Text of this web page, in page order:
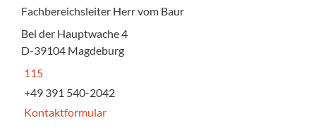
Fachbereichsleiter Herr vom Baur
Bei der Hauptwache 4
D-39104 Magdeburg
115
+49 391 540-2042
Kontaktformular